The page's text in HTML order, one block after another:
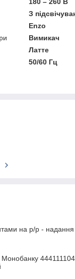
З
Enzo
Вимикач
Латте
50/60 Гц
на р/р -
Монобанку